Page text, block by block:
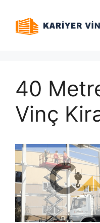
40
Vinç